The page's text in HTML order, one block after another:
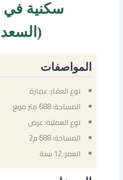
سكنية
المواصفات
نوع العقار: عمارة
المساحة: 688 متر مربع
نوع العملية: عرض
المساحة: 688 م2
العمر: 12 سنة